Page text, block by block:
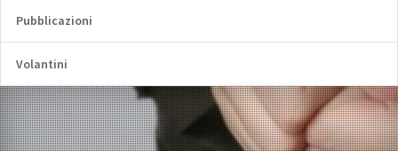
Pubblicazioni
Volantini